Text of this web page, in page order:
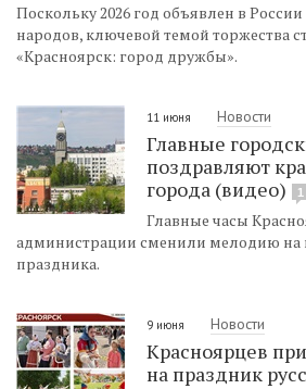
Поскольку 2026 год объявлен в
народов, ключевой темой торжества
«Красноярск: город дружбы».
11 июня Новости
Главные
поздравляют
города (видео)
1
Главные часы
администрации сменили мелодию на
праздника.
9 июня Новости
Красноярцев
на праздник